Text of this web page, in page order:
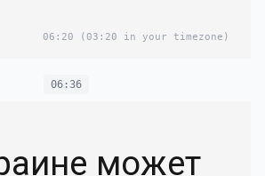
06:20 (03:20 in your timezone)
06:36
может